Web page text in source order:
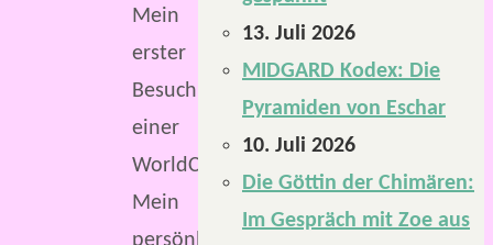
Mein
erster
Besuch
einer
WorldCon.
Mein
persönliches
13. Juli 2026
MIDGARD Kodex: Die
Pyramiden von Eschar
10. Juli 2026
Die Göttin der Chimären:
Im Gespräch mit Zoe aus